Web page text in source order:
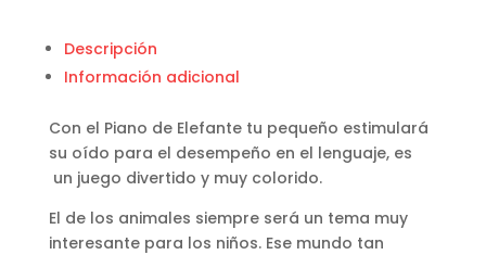
Descripción
Información adicional
Con el Piano de Elefante tu pequeño estimulará
su oído para el desempeño en el lenguaje, es
un juego divertido y muy colorido.
El de los animales siempre será un tema muy
interesante para los niños. Ese mundo tan